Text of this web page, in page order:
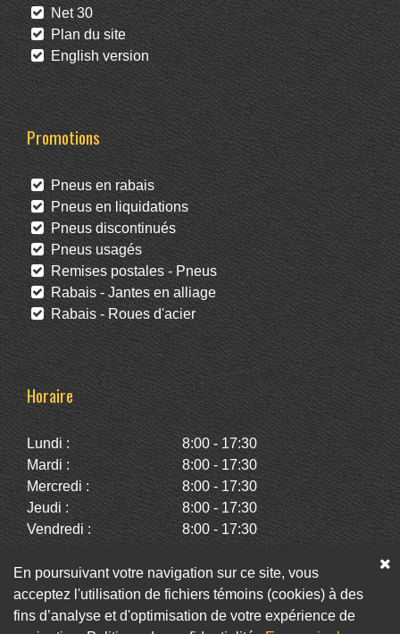
Net 30
Plan du site
English version
Promotions
Pneus en rabais
Pneus en liquidations
Pneus discontinués
Pneus usagés
Remises postales - Pneus
Rabais - Jantes en alliage
Rabais - Roues d'acier
Horaire
Lundi :
8:00 - 17:30
Mardi :
8:00 - 17:30
Mercredi :
8:00 - 17:30
Jeudi :
8:00 - 17:30
Vendredi :
8:00 - 17:30
Dimanche :
Fermé
Facebook Twitter Infolettre
En poursuivant votre navigation sur ce site, vous
acceptez l'utilisation de fichiers témoins (cookies) à des
fins d’analyse et d'optimisation de votre expérience de